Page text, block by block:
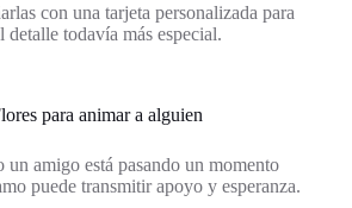
con una tarjeta personalizada para
detalle todavía más especial.
para animar a alguien
un amigo está pasando un momento
puede transmitir apoyo y esperanza.